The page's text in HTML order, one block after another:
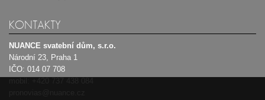
KONTAKTY
NUANCE svatební dům, s.r.o.
Národní 23, Praha 1
IČO: 014 07 708